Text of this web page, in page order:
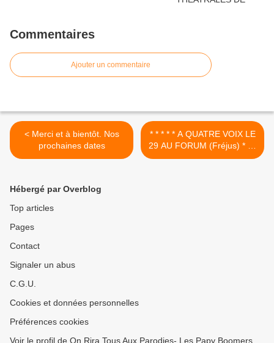
Commentaires
Ajouter un commentaire
< Merci et à bientôt. Nos
prochaines dates
* * * * * A QUATRE VOIX LE
29 AU FORUM (Fréjus) * * *
* * >
Hébergé par Overblog
Top articles
Pages
Contact
Signaler un abus
C.G.U.
Cookies et données personnelles
Préférences cookies
Voir le profil de On Rira Tous Aux Parodies- Les Papy Boomers